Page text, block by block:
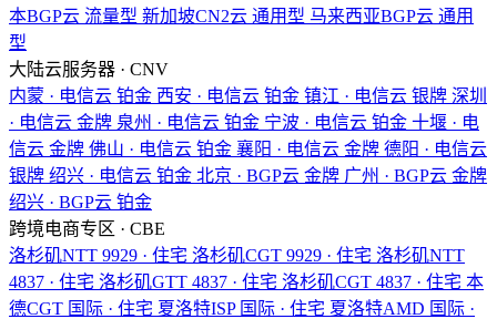
本BGP云 流量型 新加坡CN2云 通用型 马来西亚BGP云 通用
型
大陆云服务器 · CNV
内蒙 · 电信云 铂金 西安 · 电信云 铂金 镇江 · 电信云 银牌 深圳
· 电信云 金牌 泉州 · 电信云 铂金 宁波 · 电信云 铂金 十堰 · 电
信云 金牌 佛山 · 电信云 铂金 襄阳 · 电信云 金牌 德阳 · 电信云
银牌 绍兴 · 电信云 铂金 北京 · BGP云 金牌 广州 · BGP云 金牌
绍兴 · BGP云 铂金
跨境电商专区 · CBE
洛杉矶NTT 9929 · 住宅 洛杉矶CGT 9929 · 住宅 洛杉矶NTT
4837 · 住宅 洛杉矶GTT 4837 · 住宅 洛杉矶CGT 4837 · 住宅 本
德CGT 国际 · 住宅 夏洛特ISP 国际 · 住宅 夏洛特AMD 国际 ·